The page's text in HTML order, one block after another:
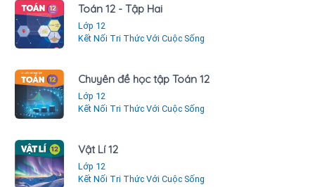
Toán 12 - Tập Hai
Lớp 12
Kết Nối Tri Thức Với Cuộc Sống
Chuyên đề học tập Toán 12
Lớp 12
Kết Nối Tri Thức Với Cuộc Sống
Vật Lí 12
Lớp 12
Kết Nối Tri Thức Với Cuộc Sống